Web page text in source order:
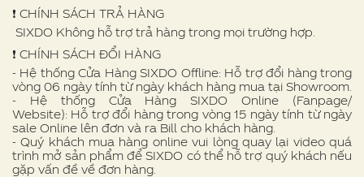
❗️ CHÍNH SÁCH TRẢ HÀNG
SIXDO Không hỗ trợ trả hàng trong mọi trường hợp.
❗️ CHÍNH SÁCH ĐỔI HÀNG
- Hệ thống Cửa Hàng SIXDO Offline: Hỗ trợ đổi hàng trong
vòng 06 ngày tính từ ngày khách hàng mua tại Showroom.
- Hệ thống Cửa Hàng SIXDO Online (Fanpage/
Website): Hỗ trợ đổi hàng trong vòng 15 ngày tính từ ngày
sale Online lên đơn và ra Bill cho khách hàng.
- Quý khách mua hàng online vui lòng quay lại video quá
trình mở sản phẩm để SIXDO có thể hỗ trợ quý khách nếu
gặp vấn đề về đơn hàng.